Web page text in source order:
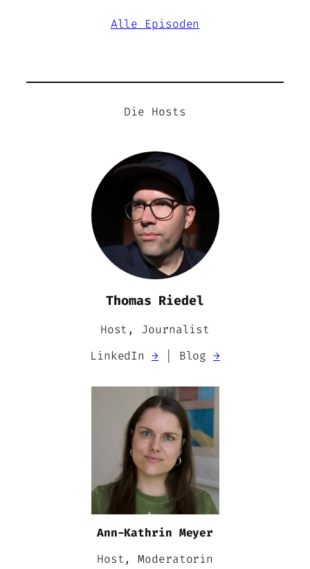
Alle Episoden
Die Hosts
Thomas Riedel
Host, Journalist
LinkedIn→ | Blog→
Ann-Kathrin Meyer
Host, Moderatorin